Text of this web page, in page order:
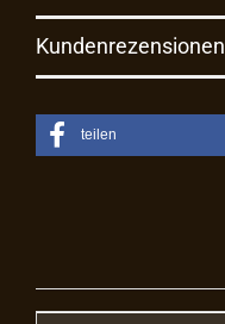
Kundenrezensionen
teilen